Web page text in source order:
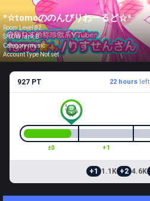
*☆tomoののんびりわーるど☆*
Room Level 82
SHOW rank B
Category music
Account Type Not set
927 PT 22 hoursleft
±0 +1
+1 1.1K +2 4.6K